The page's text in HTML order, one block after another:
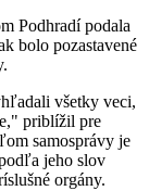
Podhradí podala
bolo pozastavené
všetky veci,
priblížil pre
samosprávy je
jeho slov
orgány.